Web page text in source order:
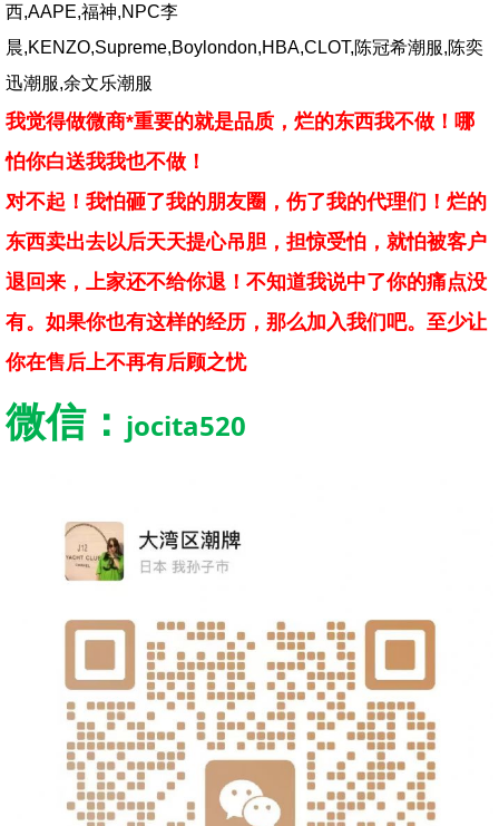
西,AAPE,福神,NPC李
晨,KENZO,Supreme,Boylondon,HBA,CLOT,陈冠希潮服,陈奕
迅潮服,余文乐潮服
我觉得做微商*重要的就是品质，烂的东西我不做！哪
怕你白送我我也不做！
对不起！我怕砸了我的朋友圈，伤了我的代理们！烂的
东西卖出去以后天天提心吊胆，担惊受怕，就怕被客户
退回来，上家还不给你退！不知道我说中了你的痛点没
有。如果你也有这样的经历，那么加入我们吧。至少让
你在售后上不再有后顾之忧
微信： jocita520